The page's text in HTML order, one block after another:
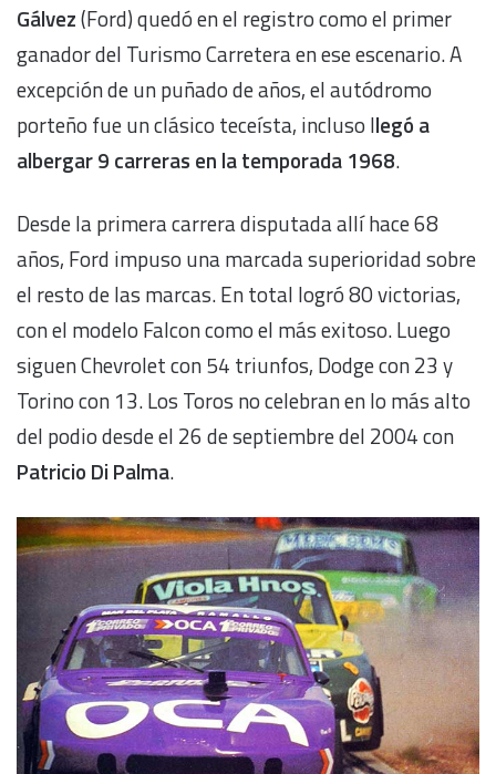
Gálvez(Ford) quedó en el registro como el primer
ganador del Turismo Carretera en ese escenario. A
excepción de un puñado de años, el autódromo
porteño fue un clásico teceísta, incluso llegó a
albergar 9 carreras en la temporada 1968.
Desde la primera carrera disputada allí hace 68
años, Ford impuso una marcada superioridad sobre
el resto de las marcas. En total logró 80 victorias,
con el modelo Falcon como el más exitoso. Luego
siguen Chevrolet con 54 triunfos, Dodge con 23 y
Torino con 13. Los Toros no celebran en lo más alto
del podio desde el 26 de septiembre del 2004 con
Patricio Di Palma.